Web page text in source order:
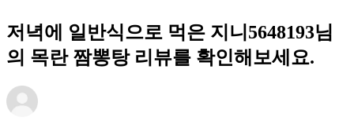
저녁에 일반식으로 먹은 지니5648193님
의 목란 짬뽕탕 리뷰를 확인해보세요.